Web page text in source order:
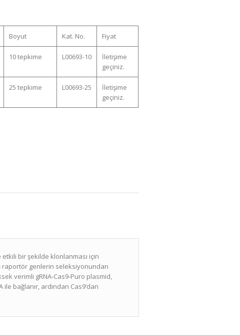
Boyut Kat. No. Fiyat
10 tepkime L00693-10
İletişime
geçiniz.
25 tepkime L00693-25
İletişime
geçiniz.
bir şekilde klonlanması için
raportör genlerin seleksiyonundan
verimli gRNA-Cas9-Puro plasmid,
bağlanır, ardından Cas9’dan